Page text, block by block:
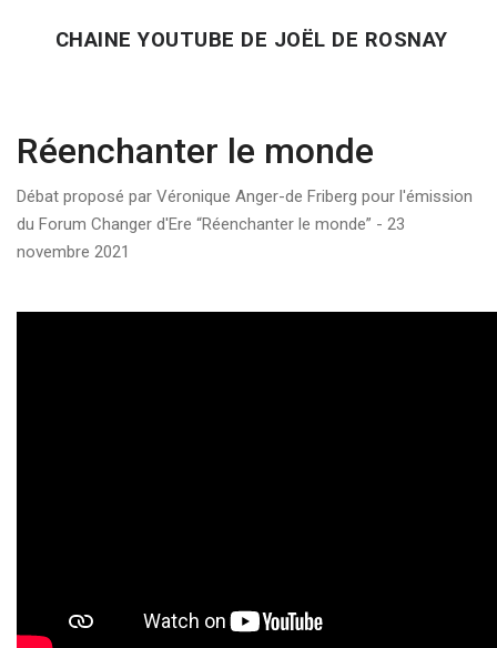
CHAINE YOUTUBE DE JOËL DE ROSNAY
Réenchanter le monde
Débat proposé par Véronique Anger-de Friberg pour l'émission
du Forum Changer d'Ere “Réenchanter le monde” - 23
novembre 2021